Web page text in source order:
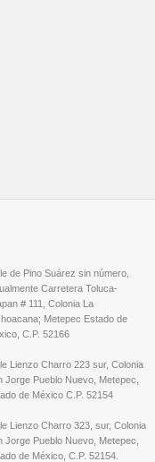
de Pino Suárez sin número,
Carretera Toluca-
# 111, Colonia La
Metepec Estado de
C.P. 52166
Lienzo Charro 223 sur, Colonia
Jorge Pueblo Nuevo, Metepec,
de México C.P. 52154
Lienzo Charro 323, sur, Colonia
Jorge Pueblo Nuevo, Metepec,
de México, C.P. 52154.